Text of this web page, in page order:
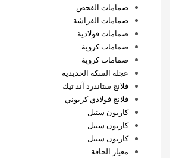
صمامات الفحص
صمامات الفراشة
صمامات فولاذية
صمامات كروية
صمامات كروية
عجلة السكة الحديدية
فلانج ستاندرد آند تيك
فلانج فولاذي كربوني
كاربون ستيل
كاربون ستيل
كاربون ستيل
معيار الحافة